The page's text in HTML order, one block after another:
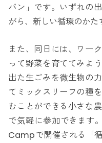
バン」です。いずれの
がら、新しい循環のかた
また、同日には、ワー
って野菜を育ててみよ
出た生ごみを微生物の
てミックスリーフの種
むことができる小さな
で気軽に参加できます
Campで開催される「